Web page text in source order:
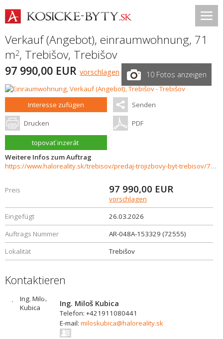
Verkauf (Angebot), einraumwohnung, 71
m2, Trebišov, Trebišov
97 990,00 EUR vorschlagen 10 Fotos anzeigen
Interesse zufügen Senden
Drucken PDF
topovať inzerát
Weitere Infos zum Auftrag
https://www.haloreality.sk/trebisov/predaj-trojizbovy-byt-trebisov/72555
Preis 97 990,00 EUR
vorschlagen
Eingefügt
26.03.2026
Auftrags Nummer
AR-048A-153329 (72555)
Lokalität
Trebišov
Kontaktieren
Ing. Miloš Kubica
Telefon: +421911080441
E-mail: miloskubica@haloreality.sk